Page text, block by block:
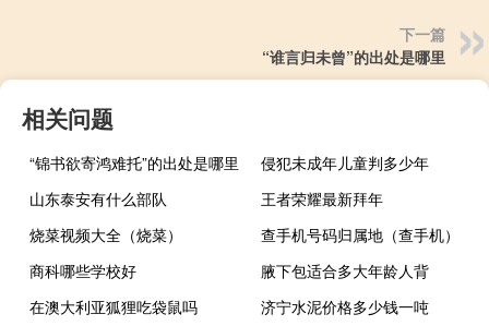
下一篇
“谁言归未曾”的出处是哪里
相关问题
“锦书欲寄鸿难托”的出处是哪里
侵犯未成年儿童判多少年
山东泰安有什么部队
王者荣耀最新拜年
烧菜视频大全（烧菜）
查手机号码归属地（查手机）
商科哪些学校好
腋下包适合多大年龄人背
在澳大利亚狐狸吃袋鼠吗
济宁水泥价格多少钱一吨